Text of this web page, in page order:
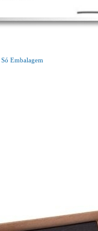
Só Embalagem